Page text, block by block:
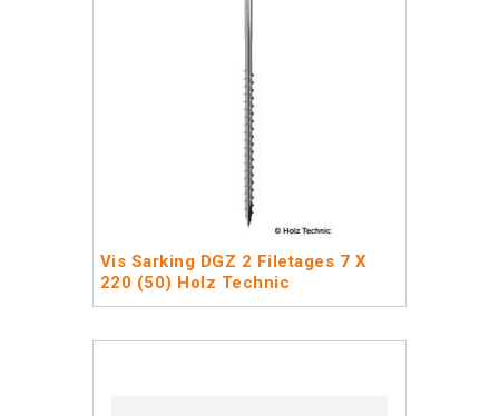
Vis Sarking DGZ 2 Filetages 7 X
220 (50) Holz Technic